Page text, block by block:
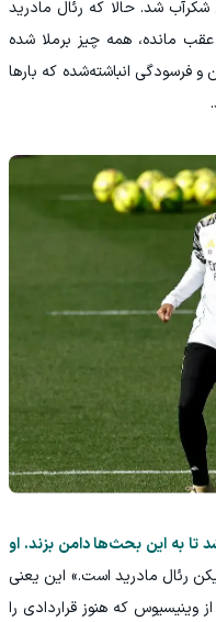
شکرآب شد. حالا که رئال مادرید
مانده، همه چیز برملا شده
انباشته‌شده که بارها
تا به این بحث‌ها دامن بزند. او
رئال مادرید است.» این یعنی
وینیسیوس که هنوز قراردادی را